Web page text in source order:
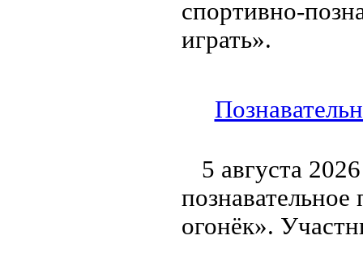
спортивно-
играть».
5 августа
огонёк».